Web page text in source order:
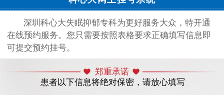
深圳科心大失眠抑郁专科为更好服务大众，特开通
在线预约服务。您只需要按照表格要求正确填写信息即
可提交预约挂号。
郑重承诺
患者以下信息将绝对保密，请放心填写